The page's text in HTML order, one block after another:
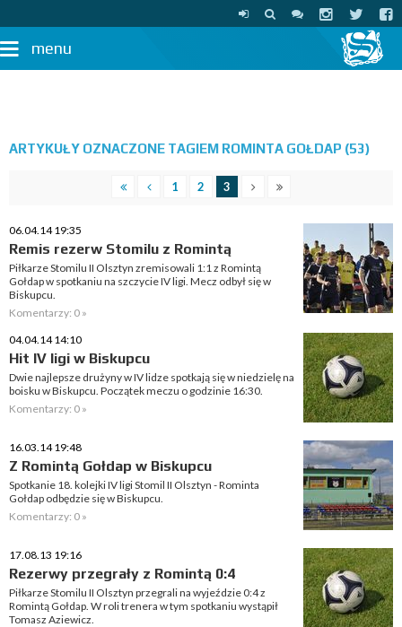
menu
ARTYKUŁY OZNACZONE TAGIEM ROMINTA GOŁDAP (53)
1 2 3
06.04.14 19:35
Remis rezerw Stomilu z Romintą
Piłkarze Stomilu II Olsztyn zremisowali 1:1 z Romintą
Gołdap w spotkaniu na szczycie IV ligi. Mecz odbył się w
Biskupcu.
Komentarzy: 0 »
04.04.14 14:10
Hit IV ligi w Biskupcu
Dwie najlepsze drużyny w IV lidze spotkają się w niedzielę na
boisku w Biskupcu. Początek meczu o godzinie 16:30.
Komentarzy: 0 »
16.03.14 19:48
Z Romintą Gołdap w Biskupcu
Spotkanie 18. kolejki IV ligi Stomil II Olsztyn - Rominta
Gołdap odbędzie się w Biskupcu.
Komentarzy: 0 »
17.08.13 19:16
Rezerwy przegrały z Romintą 0:4
Piłkarze Stomilu II Olsztyn przegrali na wyjeździe 0:4 z
Romintą Gołdap. W roli trenera w tym spotkaniu wystąpił
Tomasz Aziewicz.